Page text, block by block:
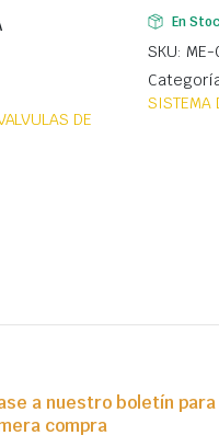
DE
En
SKU: ME-
SISTEMA
a nuestro boletín
compra